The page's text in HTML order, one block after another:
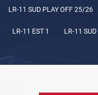
LR-11 SUD PLAY OFF 25/26
LR-11 EST 1 LR-11 SUD